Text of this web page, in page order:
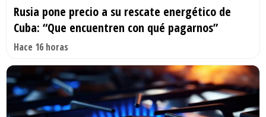
Rusia pone precio a su rescate energético de
Cuba: “Que encuentren con qué pagarnos”
Hace 16 horas